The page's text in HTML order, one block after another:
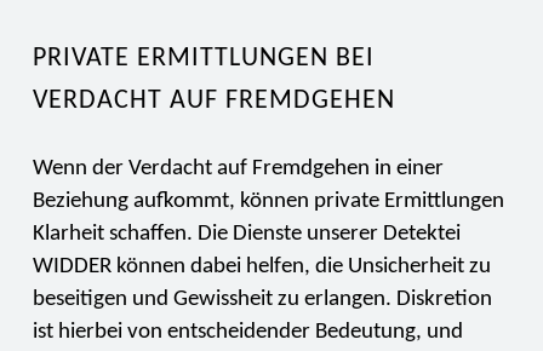
PRIVATE ERMITTLUNGEN BEI
VERDACHT AUF FREMDGEHEN
Wenn der Verdacht auf Fremdgehen in einer
Beziehung aufkommt, können private Ermittlungen
Klarheit schaffen. Die Dienste unserer Detektei
WIDDER können dabei helfen, die Unsicherheit zu
beseitigen und Gewissheit zu erlangen. Diskretion
ist hierbei von entscheidender Bedeutung, und